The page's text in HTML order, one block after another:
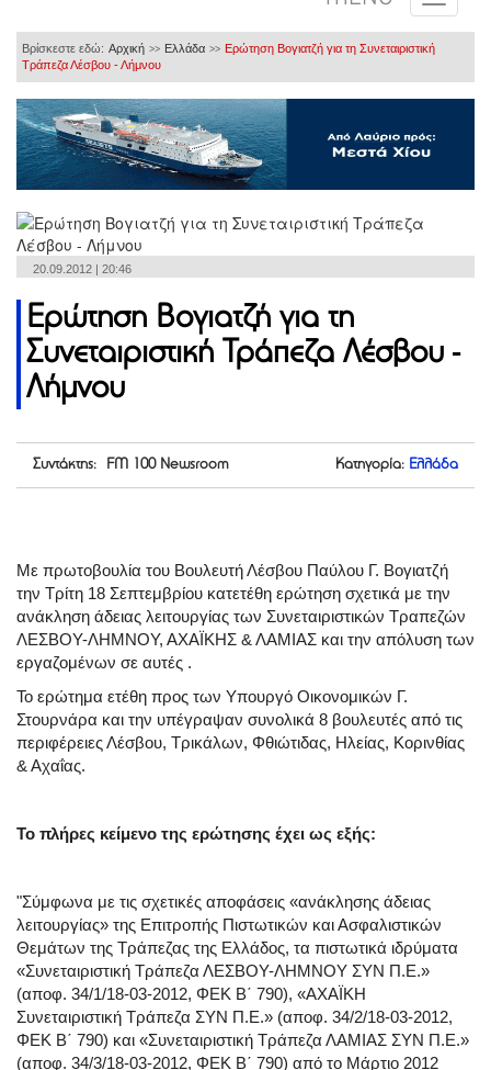
Βρίσκεστε εδώ: Αρχική >> Ελλάδα >> Ερώτηση Βογιατζή για τη Συνεταιριστική
Τράπεζα Λέσβου - Λήμνου
20.09.2012 | 20:46
Ερώτηση Βογιατζή για τη
Συνεταιριστική Τράπεζα Λέσβου -
Λήμνου
Συντάκτης: FM 100 Newsroom Κατηγορία: Ελλάδα
Με πρωτοβουλία του Βουλευτή Λέσβου Παύλου Γ. Βογιατζή
την Τρίτη 18 Σεπτεμβρίου κατετέθη ερώτηση σχετικά με την
ανάκληση άδειας λειτουργίας των Συνεταιριστικών Τραπεζών
ΛΕΣΒΟΥ-ΛΗΜΝΟΥ, ΑΧΑΪΚΗΣ & ΛΑΜΙΑΣ και την απόλυση των
εργαζομένων σε αυτές .
Το ερώτημα ετέθη προς των Υπουργό Οικονομικών Γ.
Στουρνάρα και την υπέγραψαν συνολικά 8 βουλευτές από τις
περιφέρειες Λέσβου, Τρικάλων, Φθιώτιδας, Ηλείας, Κορινθίας
& Αχαΐας.
Το πλήρες κείμενο της ερώτησης έχει ως εξής:
"Σύμφωνα με τις σχετικές αποφάσεις «ανάκλησης άδειας
λειτουργίας» της Επιτροπής Πιστωτικών και Ασφαλιστικών
Θεμάτων της Τράπεζας της Ελλάδος, τα πιστωτικά ιδρύματα
«Συνεταιριστική Τράπεζα ΛΕΣΒΟΥ-ΛΗΜΝΟΥ ΣΥΝ Π.Ε.»
(αποφ. 34/1/18-03-2012, ΦΕΚ Β΄ 790), «ΑΧΑΪΚΗ
Συνεταιριστική Τράπεζα ΣΥΝ Π.Ε.» (αποφ. 34/2/18-03-2012,
ΦΕΚ Β΄ 790) και «Συνεταιριστική Τράπεζα ΛΑΜΙΑΣ ΣΥΝ Π.Ε.»
(αποφ. 34/3/18-03-2012, ΦΕΚ Β΄ 790) από το Μάρτιο 2012